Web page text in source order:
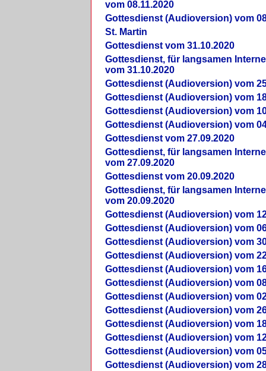
vom 08.11.2020
Gottesdienst (Audioversion) vom
St. Martin
Gottesdienst vom 31.10.2020
Gottesdienst, für langsamen
vom 31.10.2020
Gottesdienst (Audioversion) vom
Gottesdienst (Audioversion) vom
Gottesdienst (Audioversion) vom
Gottesdienst (Audioversion) vom
Gottesdienst vom 27.09.2020
Gottesdienst, für langsamen
vom 27.09.2020
Gottesdienst vom 20.09.2020
Gottesdienst, für langsamen
vom 20.09.2020
Gottesdienst (Audioversion) vom
Gottesdienst (Audioversion) vom
Gottesdienst (Audioversion) vom
Gottesdienst (Audioversion) vom
Gottesdienst (Audioversion) vom
Gottesdienst (Audioversion) vom
Gottesdienst (Audioversion) vom
Gottesdienst (Audioversion) vom
Gottesdienst (Audioversion) vom
Gottesdienst (Audioversion) vom
Gottesdienst (Audioversion) vom
Gottesdienst (Audioversion) vom